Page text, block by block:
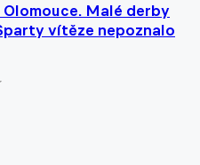
Malé derby
vítěze nepoznalo